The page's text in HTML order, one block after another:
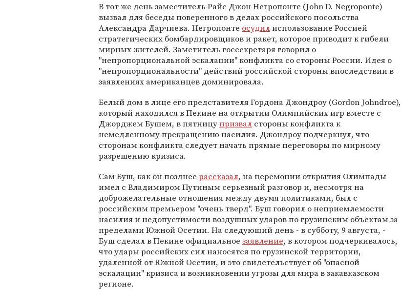
В тот же день заместитель Райс Джон Негропонте (John D. Negroponte)
вызвал для беседы поверенного в делах российского посольства
Александра Дарчиева. Негропонте осудилиспользование Россией
стратегических бомбардировщиков и ракет, которое приводит к гибели
мирных жителей. Заметитель госсекретаря говорил о
"непропорциональной эскалации" конфликта со стороны России. Идея о
"непропорциональности" действий российской стороны впоследствии в
заявлениях американцев доминировала.
Белый дом в лице его представителя Гордона Джондроу (Gordon Johndroe),
который находился в Пекине на открытии Олимпийских игр вместе с
Джорджем Бушем, в пятницупризвал стороны конфликта к
немедленному прекращению насилия. Джондроу подчеркнул, что
сторонам конфликта следует начать прямые переговоры по мирному
разрешению кризиса.
Сам Буш, как он позднее рассказал, на церемонии открытия Олимпады
имел с Владимиром Путиным серьезный разговор и, несмотря на
доброжелательные отношения между двумя политиками, был с
российским премьером "очень тверд". Буш говорил о неприемлемости
насилия и недопустимости воздушных ударов по грузинским объектам за
пределами Южной Осетии. На следующий день - в субботу, 9 августа, -
Буш сделал в Пекине официальное заявление, в котором подчеркивалось,
что удары российских сил наносятся по грузинской территории,
удаленной от Южной Осетии, и это свидетельствует об "опасной
эскалации" кризиса и возникновении угрозы для мира в закавказском
регионе.